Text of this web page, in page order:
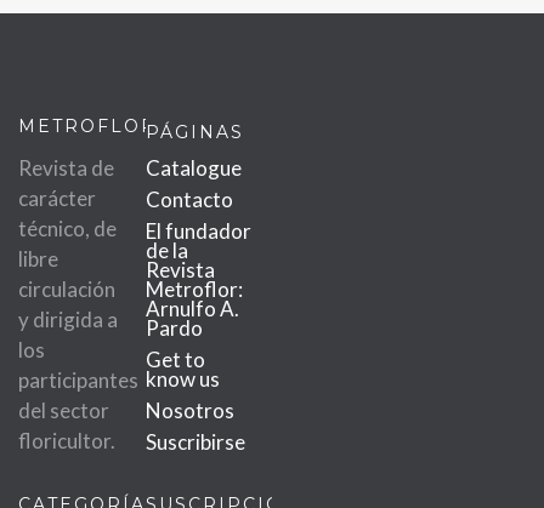
METROFLOR
Revista de
carácter
técnico, de
libre
circulación
y dirigida a
los
participantes
del sector
floricultor.
PÁGINAS
Catalogue
Contacto
El fundador
de la
Revista
Metroflor:
Arnulfo A.
Pardo
Get to
know us
Nosotros
Suscribirse